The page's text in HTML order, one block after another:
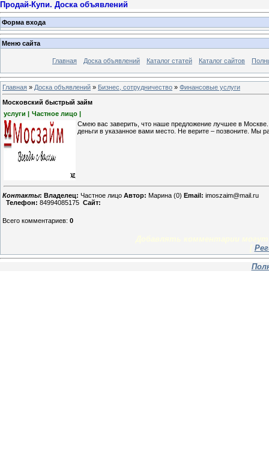
Продай-Купи. Доска объявлений
Форма входа
Меню сайта
Главная Доска объявлений Каталог статей Каталог сайтов
Главная » Доска объявлений » Бизнес, сотрудничество » Финансовые услуги
Московский быстрый займ
услуги | Частное лицо |
Смею вас заверить, что наше предложение лучшее в
деньги в указанное вами место. Не верите – позвоните. Мы
Контакты: Владелец: Частное лицо Автор: Марина (0) Email: imoszaim@mail.ru
Телефон: 84994085175 Сайт:
Всего комментариев: 0